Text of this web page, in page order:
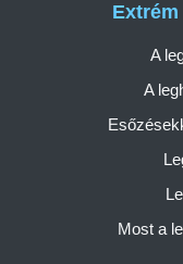
A
A
Most a